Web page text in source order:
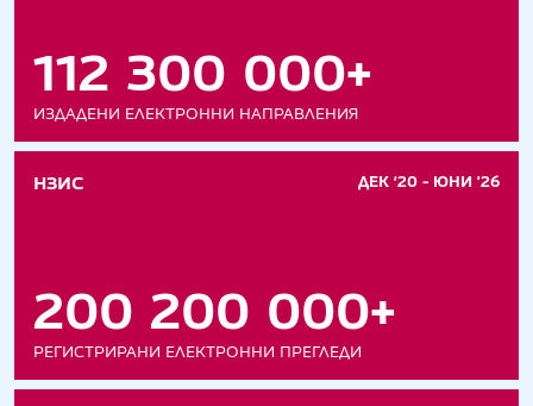
112 300 000+
ИЗДАДЕНИ ЕЛЕКТРОННИ НАПРАВЛЕНИЯ
НЗИС ДЕК ’20 - ЮНИ '26
200 200 000+
РЕГИСТРИРАНИ ЕЛЕКТРОННИ ПРЕГЛЕДИ